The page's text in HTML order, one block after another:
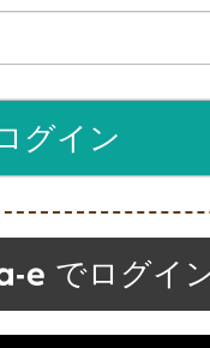
でログイ